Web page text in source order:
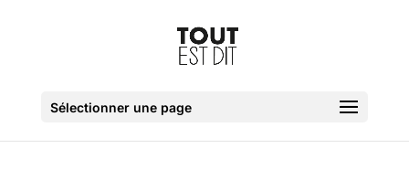
Sélectionner une page